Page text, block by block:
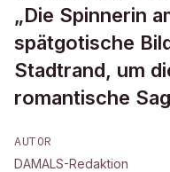
„Die Spinnerin
spätgotische
Stadtrand, um
romantische
AUTOR
DAMALS-Redaktion